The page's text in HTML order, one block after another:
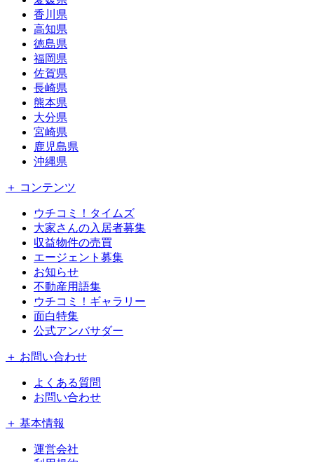
香川県
高知県
徳島県
福岡県
佐賀県
長崎県
熊本県
大分県
宮崎県
鹿児島県
沖縄県
＋ コンテンツ
ウチコミ！タイムズ
大家さんの入居者募集
収益物件の売買
エージェント募集
お知らせ
不動産用語集
ウチコミ！ギャラリー
面白特集
公式アンバサダー
＋ お問い合わせ
よくある質問
お問い合わせ
＋ 基本情報
運営会社